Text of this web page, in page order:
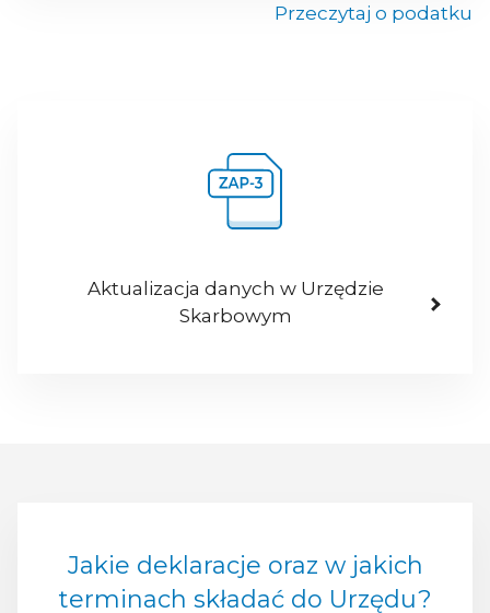
Przeczytaj o podatku
Aktualizacja danych w Urzędzie
Skarbowym
Jakie deklaracje oraz w jakich
terminach składać do Urzędu?